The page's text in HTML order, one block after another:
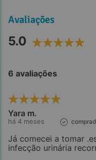
Avaliações
5.0
6 avaliações
Yara m.
há 4 meses
Já comecei a tomar
infecção urinária